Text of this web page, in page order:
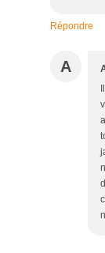
Répondre
A